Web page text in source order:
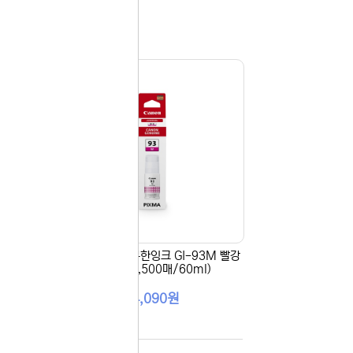
[Canon] 정품무한잉크 GI-93M 빨강
(G590/7,500매/60ml)
24,090원